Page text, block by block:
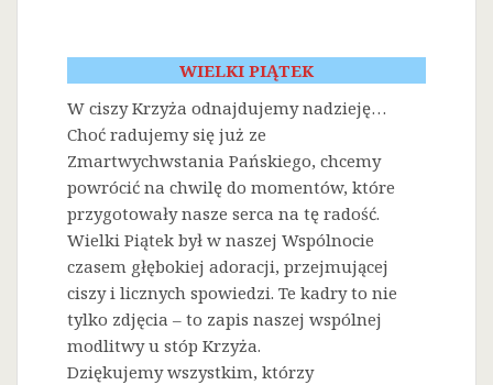
WIELKI PIĄTEK
W ciszy Krzyża odnajdujemy nadzieję…
Choć radujemy się już ze
Zmartwychwstania Pańskiego, chcemy
powrócić na chwilę do momentów, które
przygotowały nasze serca na tę radość.
Wielki Piątek był w naszej Wspólnocie
czasem głębokiej adoracji, przejmującej
ciszy i licznych spowiedzi. Te kadry to nie
tylko zdjęcia – to zapis naszej wspólnej
modlitwy u stóp Krzyża.
Dziękujemy wszystkim, którzy